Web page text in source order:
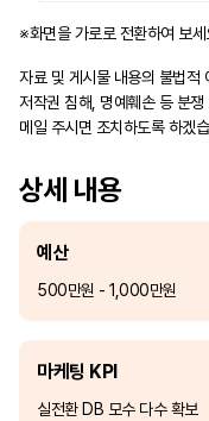
※화면을 가로로 전환하여 보세
자료 및 게시물 내용의 불법적
저작권 침해, 명예훼손 등 분쟁
메일 주시면 조치하도록 하겠
상세 내용
예산
500만원 - 1,000만원
마케팅 KPI
실전환 DB 모수 다수 확보